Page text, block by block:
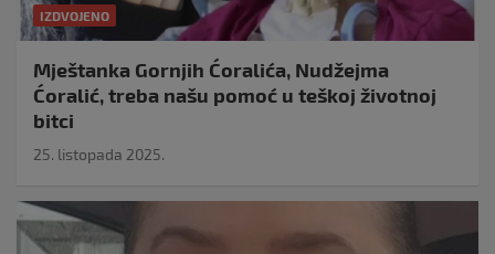
IZDVOJENO
Mještanka Gornjih Ćoralića, Nudžejma
Ćoralić, treba našu pomoć u teškoj životnoj
bitci
25. listopada 2025.